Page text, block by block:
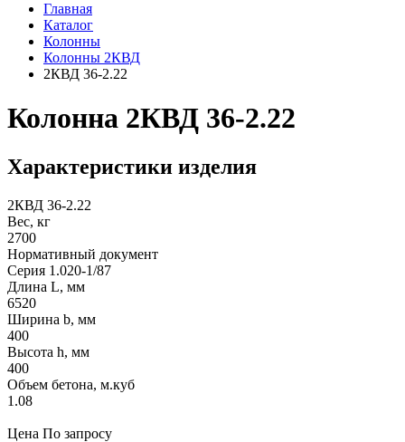
Главная
Каталог
Колонны
Колонны 2КВД
2КВД 36-2.22
Колонна 2КВД 36-2.22
Характеристики изделия
2КВД 36-2.22
Вес, кг
2700
Нормативный документ
Серия 1.020-1/87
Длина L, мм
6520
Ширина b, мм
400
Высота h, мм
400
Объем бетона, м.куб
1.08
Цена По запросу